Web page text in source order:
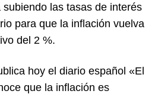
las tasas de interés
para que la inflación vuelva
del 2 %.
hoy el diario español «El
que la inflación es